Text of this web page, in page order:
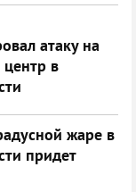
атаку на
центр в
жаре в
придет